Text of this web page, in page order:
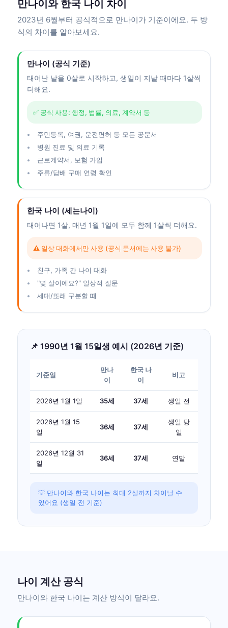
만나이와 한국 나이 차이
2023년 6월부터 공식적으로 만나이가 기준이에요. 두 방
식의 차이를 알아보세요.
만나이 (공식 기준)
태어난 날을 0살로 시작하고, 생일이 지날 때마다 1살씩
더해요.
✅ 공식 사용: 행정, 법률, 의료, 계약서 등
주민등록, 여권, 운전면허 등 모든 공문서
병원 진료 및 의료 기록
근로계약서, 보험 가입
주류/담배 구매 연령 확인
한국 나이 (세는나이)
태어나면 1살, 매년 1월 1일에 모두 함께 1살씩 더해요.
⚠️ 일상 대화에서만 사용 (공식 문서에는 사용 불가)
친구, 가족 간 나이 대화
"몇 살이에요?" 일상적 질문
세대/또래 구분할 때
📌 1990년 1월 15일생 예시 (2026년 기준)
기준일
만나
이
한국 나
이
비고
2026년 1월 1일 35세 37세 생일 전
2026년 1월 15
일
36세 37세
생일 당
일
2026년 12월 31
일
36세 37세 연말
💡 만나이와 한국 나이는 최대 2살까지 차이날 수
있어요 (생일 전 기준)
나이 계산 공식
만나이와 한국 나이는 계산 방식이 달라요.